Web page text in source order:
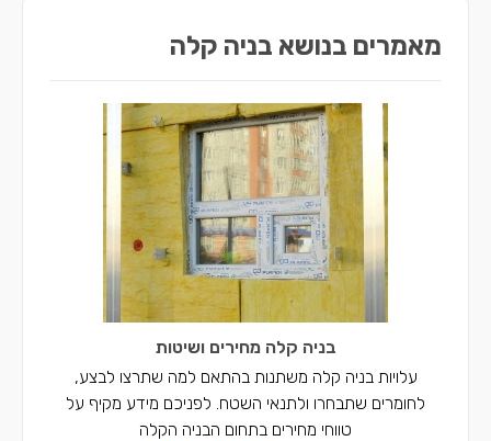
מאמרים בנושא בניה קלה
בניה קלה מחירים ושיטות
עלויות בניה קלה משתנות בהתאם למה שתרצו לבצע,
לחומרים שתבחרו ולתנאי השטח. לפניכם מידע מקיף על
טווחי מחירים בתחום הבניה הקלה